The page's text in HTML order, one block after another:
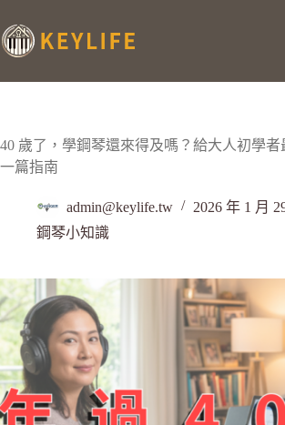
40 歲了，學鋼琴還來得及嗎？給大人初學者
一篇指南
admin@keylife.tw
2026 年 1 月
鋼琴小知識